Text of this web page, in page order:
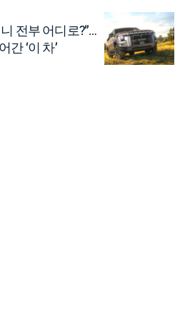
전부 어디로?”…
간 ‘이 차’